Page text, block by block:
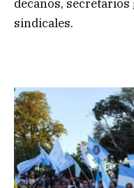
decanos,
sindicales.